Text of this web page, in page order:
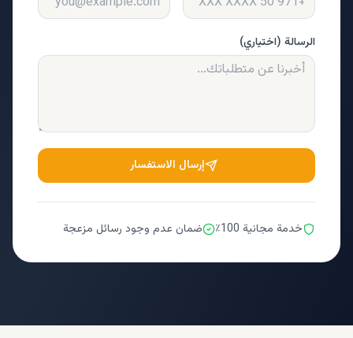
الرسالة (اختياري)
إرسال الاستفسار
خدمة مجانية 100٪ ضمان عدم وجود رسائل مزعجة